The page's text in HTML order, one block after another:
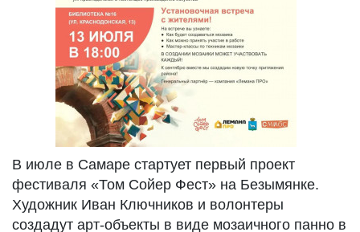
В июле в Самаре стартует первый проект
фестиваля «Том Сойер Фест» на Безымянке.
Художник Иван Ключников и волонтеры
создадут арт-объекты в виде мозаичного панно в